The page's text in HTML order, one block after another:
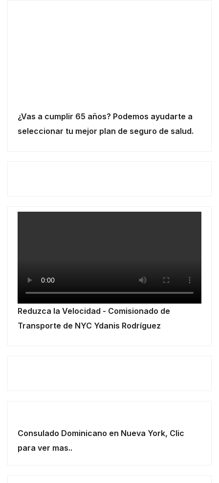
¿Vas a cumplir 65 años? Podemos ayudarte a
seleccionar tu mejor plan de seguro de salud.
Reduzca la Velocidad - Comisionado de
Transporte de NYC Ydanis Rodríguez
Consulado Dominicano en Nueva York, Clic
para ver mas..